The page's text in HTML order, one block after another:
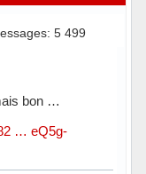
5 499
bon …
… eQ5g-